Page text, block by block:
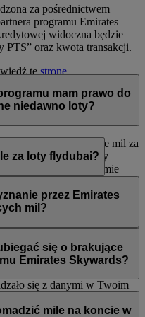
za pośrednictwem
programu Emirates
widoczna będzie
PTS” oraz kwota transakcji.
tę stronę.
mam prawo do
niedawno loty?
o przyznanie mil za
Qantas, które miały
rejestracją w programie
loty z innymi liniami
będą uprawniać do
za loty flydubai?
przez Emirates
mil?
tylko za kwalifikujące
od daty podróży. Od
się z danymi w Twoim
się o brakujące
Emirates Skywards?
tygodni od daty transakcji.
mile na koncie w